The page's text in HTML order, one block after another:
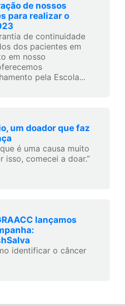
de nossos
para realizar o
de continuidade
dos pacientes em
em nosso
pela Escola...
um doador que faz
é uma causa muito
isso, comecei a doar.”
lançamos
identificar o câncer